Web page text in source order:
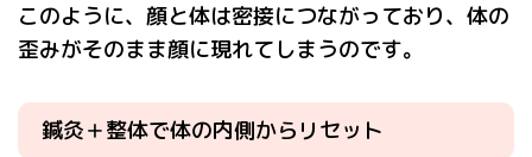
このように、顔と体は密接につながっており、体の
歪みがそのまま顔に現れてしまうのです。
鍼灸＋整体で体の内側からリセット